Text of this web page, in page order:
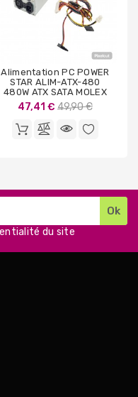
Alimentation PC POWER
STAR ALIM-ATX-480
480W ATX SATA MOLEX
47,41 € Prix
base
49,90 €
du site